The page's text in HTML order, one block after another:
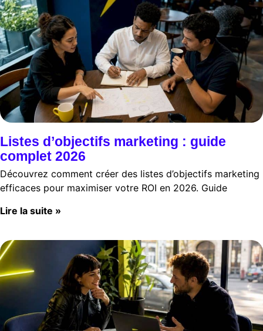
Listes d’objectifs marketing : guide
complet 2026
Découvrez comment créer des listes d’objectifs marketing
efficaces pour maximiser votre ROI en 2026. Guide
Lire la suite »